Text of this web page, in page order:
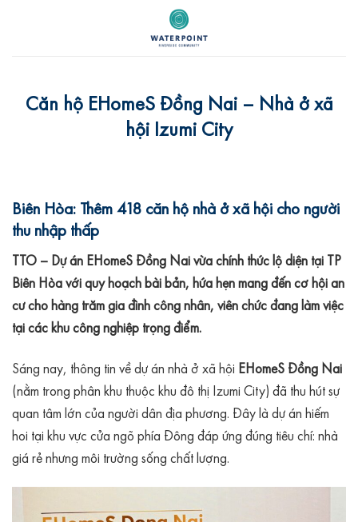
Căn hộ EHomeS Đồng Nai – Nhà ở xã
hội Izumi City
Biên Hòa: Thêm 418 căn hộ nhà ở xã hội cho người
thu nhập thấp
TTO – Dự án EHomeS Đồng Nai vừa chính thức lộ diện tại TP
Biên Hòa với quy hoạch bài bản, hứa hẹn mang đến cơ hội an
cư cho hàng trăm gia đình công nhân, viên chức đang làm việc
tại các khu công nghiệp trọng điểm.
Sáng nay, thông tin về dự án nhà ở xã hội EHomeS Đồng Nai
(nằm trong phân khu thuộc khu đô thị Izumi City) đã thu hút sự
quan tâm lớn của người dân địa phương. Đây là dự án hiếm
hoi tại khu vực cửa ngõ phía Đông đáp ứng đúng tiêu chí: nhà
giá rẻ nhưng môi trường sống chất lượng.